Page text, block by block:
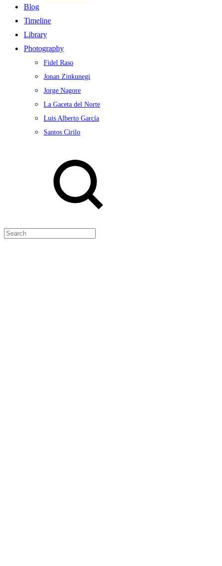
Blog
Timeline
Library
Photography
Fidel Raso
Jonan Zinkunegi
Jorge Nagore
La Gaceta del Norte
Luis Alberto García
Santos Cirilo